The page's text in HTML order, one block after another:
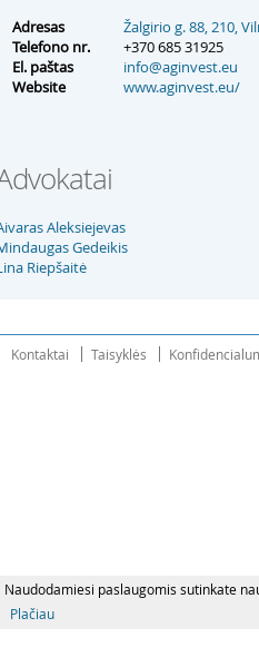
Naudodamiesi paslaugomis sutinkate
Plačiau
Adresas
Žalgirio g. 88, 210,
Telefono nr.
+370 685 31925
El. paštas
info@aginvest.eu
Website
www.aginvest.eu/
Aleksiejevas
Gedeikis
Riepšaitė
Kontaktai Taisyklės